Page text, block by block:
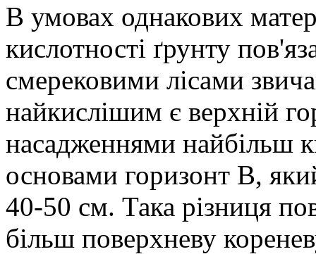
В умовах однакових
кислотності ґрунту
смерековими лісами
найкислішим є верхній
насадженнями найбільш
основами горизонт В,
40-50 см. Така різниця
більш поверхневу